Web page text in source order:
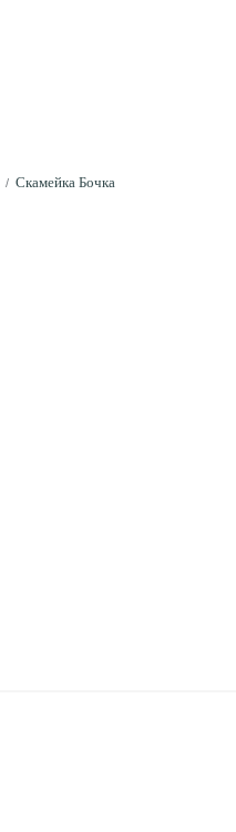
/ Скамейка Бочка